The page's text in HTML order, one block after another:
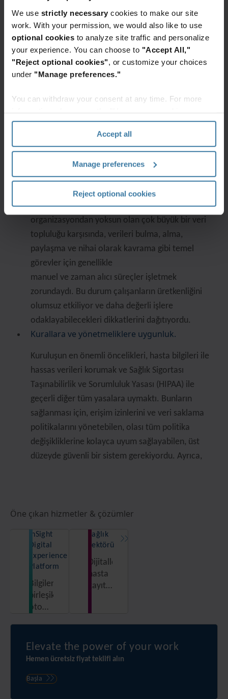
We use strictly necessary cookies to make our site
work. With your permission, we would also like to use
optional cookies to analyze site traffic and personalize
your experience. You can choose to "Accept All,"
"Reject optional cookies" , or customize your choices
under "Manage preferences."
You can withdraw your consent at any time. For more
section" of ourPrivacy Policy.
Accept all
Manage preferences
Reject optional cookies
InSight'a yapılan yatırımdan sonra, kuruluşların
kapsamlı içerikleri daha erişilebilir ve güvenli,
süreçler daha verimli ve otomatik, veriler ise
daha eyleme dönüştürülebilir hale geldi.
Görüşülen kişi, kuruluşlarında farklı sistem ve
süreçlerin var olmasının veri yönetimini nasıl
kolay, merkezi bir sistemin var olmaması, değişik
formatlardaki verilere erişimi zorlaştırıyordu.
sürece sahiptik ve hiçbir şey merkezi değildi.
Çalışan verimliliği.
WiSağlık hizmetleri kuruluşlarında çalışanlar, kolay
erişemedikleri ve açıkça anlaşılabilir bir
organizasyondan yoksun olan çok büyük bir veri
topluluğu karşısında, verileri bulma, alma,
paylaşma ve nihai olarak kavrama gibi temel
görevler için genellikle
manuel ve zaman alıcı süreçler işletmek
zorundaydı. Bu durum çalışanların üretkenliğini
olumsuz etkiliyor ve daha değerli işlere
odaklayabilecekleri dikkatlerini dağıtıyordu.
Kurallara ve yönetmeliklere uygunluk.
Kuruluşun en önemli öncelikleri, hasta bilgileri ile
hassas verileri korumak ve Sağlık Sigortası
Taşınabilirlik ve Sorumluluk Yasası (HIPAA) ile
geçerli diğer tüm yasalara uymaktı. Bunların
sağlanması için, erişim izinlerini ve veri saklama
politikalarını yönetebilen, olası tüm politika
değişikliklerine kolayca uyum sağlayabilen, üst
düzeyde güvenli bir sistem gerekiyordu. Ayrıca,
Öne çıkan hizmetler & çözümler
InSight
Digital
Experience
Platform
Bilgilere
birleşik,
otomatik
bir
platformdan
Sağlık
Sektörü
Dijitalleşin,
hasta
kayıtlarını
koruyun.
Elevate the power of your work
Hemen ücretsiz fiyat teklifi alın
Başla